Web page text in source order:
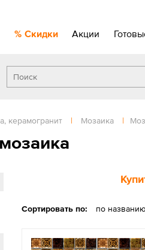
Скидки Акции
керамогранит | Мозаика |
Сортировать по: по названию